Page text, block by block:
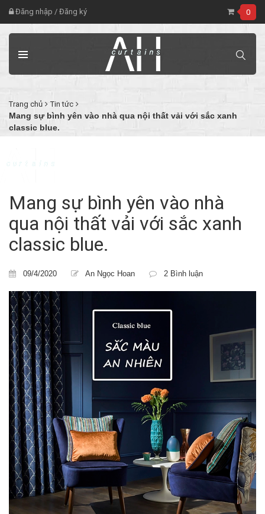
Đăng nhập / Đăng ký 0
Trang chủ Tin tức
Mang sự bình yên vào nhà qua nội thất vải với sắc xanh
classic blue.
Mang sự bình yên vào nhà
qua nội thất vải với sắc xanh
classic blue.
09/4/2020 An Ngọc Hoan 2 Bình luận